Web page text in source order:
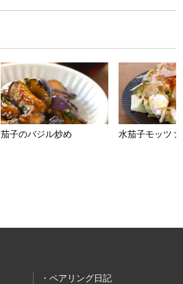
茄子のバジル炒め 水茄子モッツァ
ペアリング日記